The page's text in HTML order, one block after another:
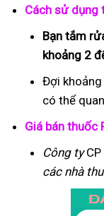
Cách sử dụng
Bạn tắm
khoảng 2
Đợi
có thể
Giá bán thuốc
Công tyCP
các nhà